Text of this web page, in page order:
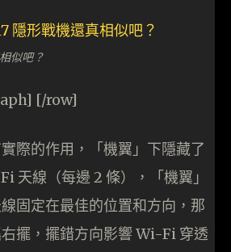
似吧？
[/row]
際的作用，「機翼」下隱藏了
天線（每邊 2 條），「機翼」
固定在最佳的位置和方向，那
擺，擺錯方向影響 Wi-Fi 穿透